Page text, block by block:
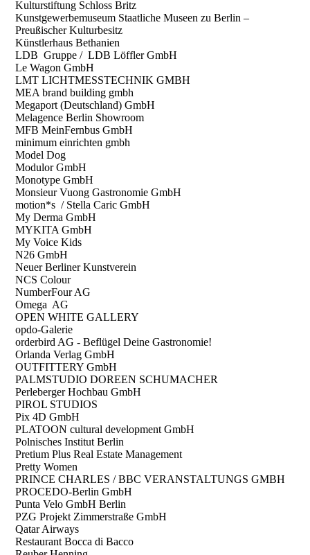
Kulturstiftung Schloss Britz
Kunstgewerbemuseum Staatliche Museen zu Berlin –
Preußischer Kulturbesitz
Künstlerhaus Bethanien
LDB Gruppe / LDB Löffler GmbH
Le Wagon GmbH
LMT LICHTMESSTECHNIK GMBH
MEA brand building gmbh
Megaport (Deutschland) GmbH
Melagence Berlin Showroom
MFB MeinFernbus GmbH
minimum einrichten gmbh
Model Dog
Modulor GmbH
Monotype GmbH
Monsieur Vuong Gastronomie GmbH
motion*s / Stella Caric GmbH
My Derma GmbH
MYKITA GmbH
My Voice Kids
N26 GmbH
Neuer Berliner Kunstverein
NCS Colour
NumberFour AG
Omega AG
OPEN WHITE GALLERY
opdo-Galerie
orderbird AG - Beflügel Deine Gastronomie!
Orlanda Verlag GmbH
OUTFITTERY GmbH
PALMSTUDIO DOREEN SCHUMACHER
Perleberger Hochbau GmbH
PIROL STUDIOS
Pix 4D GmbH
PLATOON cultural development GmbH
Polnisches Institut Berlin
Pretium Plus Real Estate Management
Pretty Women
PRINCE CHARLES / BBC VERANSTALTUNGS GMBH
PROCEDO-Berlin GmbH
Punta Velo GmbH Berlin
PZG Projekt Zimmerstraße GmbH
Qatar Airways
Restaurant Bocca di Bacco